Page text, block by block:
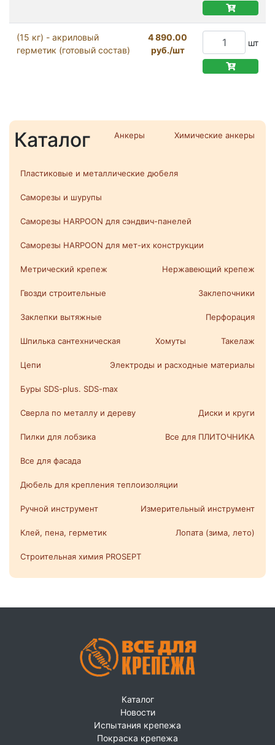
Каталог Анкеры Химические анкеры
Пластиковые и металлические дюбеля
Саморезы и шурупы
Саморезы HARPOON для сэндвич-панелей
Саморезы HARPOON для мет-их конструкции
Метрический крепеж Нержавеющий крепеж
Гвозди строительные Заклепочники
Заклепки вытяжные Перфорация
Шпилька сантехническая Хомуты Такелаж
Цепи Электроды и расходные материалы
Буры SDS-plus. SDS-max
Сверла по металлу и дереву Диски и круги
Пилки для лобзика Все для ПЛИТОЧНИКА
Все для фасада
Дюбель для крепления теплоизоляции
Ручной инструмент Измерительный инструмент
Клей, пена, герметик Лопата (зима, лето)
Строительная химия PROSEPT
(15 кг) - акриловый
герметик (готовый состав)
4 890.00
руб./шт
шт
Каталог
Новости
Испытания крепежа
Покраска крепежа